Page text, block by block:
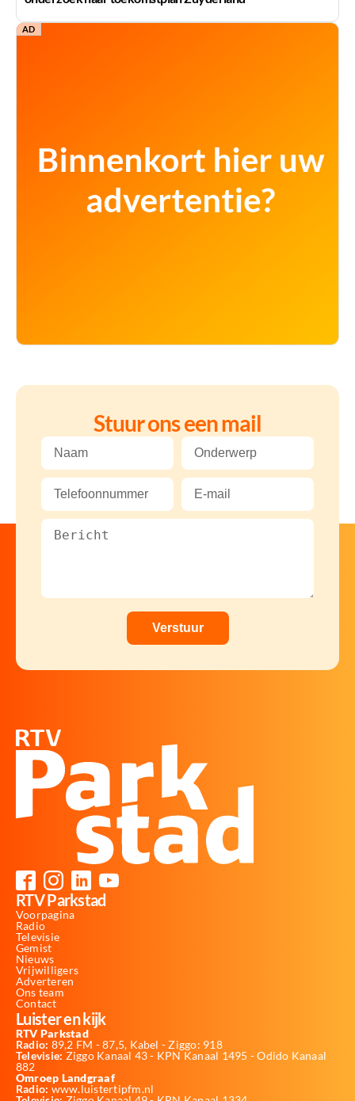
AD
Stuur ons een mail
RTV Parkstad
Voorpagina
Radio
Televisie
Gemist
Nieuws
Vrijwilligers
Adverteren
Ons team
Contact
Luister en kijk
RTV Parkstad
Radio: 89,2 FM - 87,5, Kabel - Ziggo: 918
Televisie: Ziggo Kanaal 43 - KPN Kanaal 1495 - Odido Kanaal
882
Omroep Landgraaf
Radio: www.luistertipfm.nl